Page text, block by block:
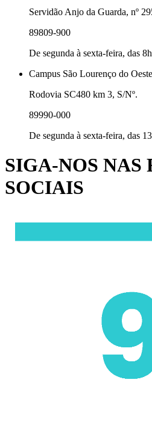
Servidão Anjo da Guarda, nº
89809-900
De segunda à sexta-feira, das
Campus São Lourenço do Oeste
Rodovia SC480 km 3, S/Nº.
89990-000
De segunda à sexta-feira, das
SIGA-NOS NAS
SOCIAIS